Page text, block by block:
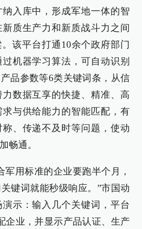
入库中，形成军地一体的智
质生产力和新质战斗力之间
该平台打通10余个政府部门
机器学习算法，可自动识别
品参数等6类关键词条，从信
数据互享的快捷、精准、高
与供给能力的智能匹配，有
、传递不及时等问题，使动
畅通。
军用标准的企业要跑半个月，
键词就能秒级响应。”市国动
示：输入几个关键词，平台
企业，并显示产品认证、生产